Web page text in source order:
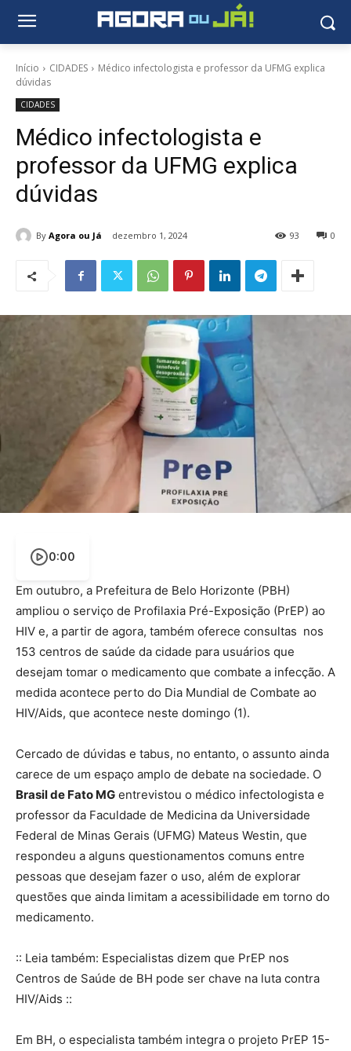
Início CIDADES
Médico infectologista e professor da UFMG explica
dúvidas
CIDADES
Médico infectologista e
professor da UFMG explica
dúvidas
By Agora ou Já dezembro 1, 2024 0
93
0:00
Em outubro, a Prefeitura de Belo Horizonte (PBH)
ampliou o serviço de Profilaxia Pré-Exposição (PrEP) ao
HIV e, a partir de agora, também oferece consultas nos
153 centros de saúde da cidade para usuários que
desejam tomar o medicamento que combate a infecção. A
medida acontece perto do Dia Mundial de Combate ao
HIV/Aids, que acontece neste domingo (1).
Cercado de dúvidas e tabus, no entanto, o assunto ainda
carece de um espaço amplo de debate na sociedade. O
Brasil de Fato MG entrevistou o médico infectologista e
professor da Faculdade de Medicina da Universidade
Federal de Minas Gerais (UFMG) Mateus Westin, que
respondeu a alguns questionamentos comuns entre
pessoas que desejam fazer o uso, além de explorar
questões que ainda limitam a acessibilidade em torno do
medicamento.
:: Leia também: Especialistas dizem que PrEP nos
Centros de Saúde de BH pode ser chave na luta contra
HIV/Aids ::
Em BH, o especialista também integra o projeto PrEP 15-